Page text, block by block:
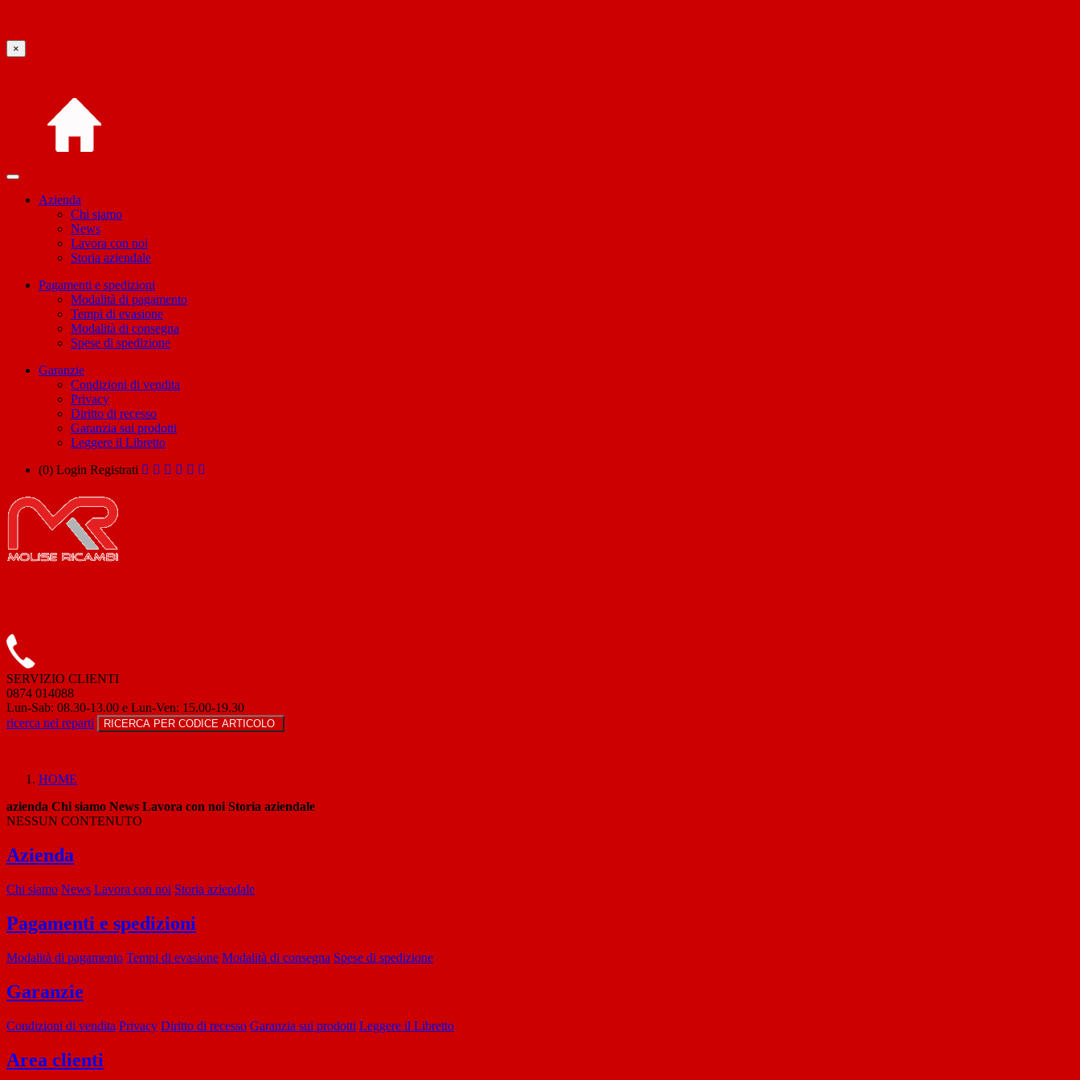
×
Azienda
Chi siamo
News
Lavora con noi
Storia aziendale
Pagamenti e spedizioni
Modalità di pagamento
Tempi di evasione
Modalità di consegna
Spese di spedizione
Garanzie
Condizioni di vendita
Privacy
Diritto di recesso
Garanzia sui prodotti
Leggere il Libretto
(0) Login Registrati
SERVIZIO CLIENTI
0874 014088
Lun-Sab: 08.30-13.00 e Lun-Ven: 15.00-19.30
ricerca nei reparti
RICERCA PER CODICE ARTICOLO
HOME
azienda Chi siamo News Lavora con noi Storia aziendale
NESSUN CONTENUTO
Azienda
Chi siamo News Lavora con noi Storia aziendale
Pagamenti e spedizioni
Modalità di pagamento Tempi di evasione Modalità di consegna Spese di spedizione
Garanzie
Condizioni di vendita Privacy Diritto di recesso Garanzia sui prodotti Leggere il Libretto
Area clienti